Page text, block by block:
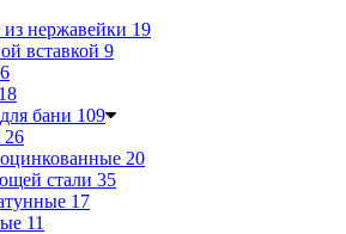
нержавейки 19
вставкой 9
6
18
бани 109
26
20
стали 35
17
11